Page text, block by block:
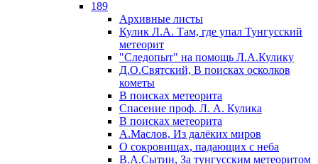
189
Архивные листы
Кулик Л.А. Там, где упал Тунгусский
метеорит
"Следопыт" на помощь Л.А.Кулику
Д.О.Святский, В поисках осколков
кометы
В поисках метеорита
Спасение проф. Л. А. Кулика
В поисках метеорита
А.Маслов, Из далёких миров
О сокровищах, падающих с неба
В.А.Сытин, За тунгусским метеоритом